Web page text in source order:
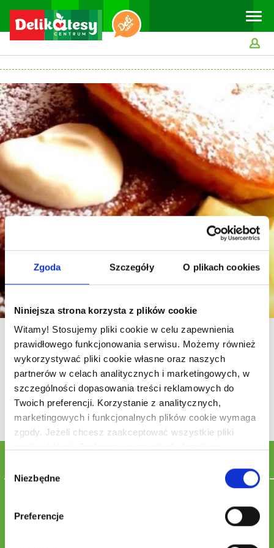
Zgoda Szczegóły O plikach cookies
Niniejsza strona korzysta z plików cookie
Witamy! Stosujemy pliki cookie w celu zapewnienia
prawidłowego funkcjonowania serwisu. Możemy również
wykorzystywać pliki cookie własne oraz naszych
partnerów w celach analitycznych i marketingowych, w
szczególności dopasowania treści reklamowych do
Twoich preferencji. Korzystanie z analitycznych,
marketingowych i funkcjonalnych plików cookie wymaga
zgody. Jeżeli chcesz zaakceptować wszystkie pliki
cookie innych niż niezbędne pliki cookie, kliknij „Odrzuć
wszystkie”. Jeżeli chcesz dostosować swoje zgody dla
nas i naszych partnerów, kliknij „Zarządzaj cookies”.
Pamiętaj, że każdą z wyrażonych zgód możesz wycofać
zgody
Niezbędne
Preferencje
Toggle
Ananasy w cieście
25 min.
530 kcal/os. 5zł/os.
0.5 łyżeczki sody oczyszczonej